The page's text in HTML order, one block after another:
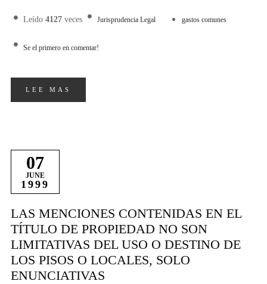
Leído 4127 veces Jurisprudencia Legal gastos comunes
Se el primero en comentar!
LEE MAS
07
JUNE
1999
LAS MENCIONES CONTENIDAS EN EL
TÍTULO DE PROPIEDAD NO SON
LIMITATIVAS DEL USO O DESTINO DE
LOS PISOS O LOCALES, SOLO
ENUNCIATIVAS